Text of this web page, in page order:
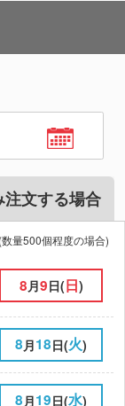
注文する場合
量500個程度の場合)
8月9日(日)
8 月18日(火)
8 月19日(水)